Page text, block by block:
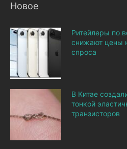
Новое
Ритейлеры по
снижают цены
спроса
В Китае
тонкой
транзисторов